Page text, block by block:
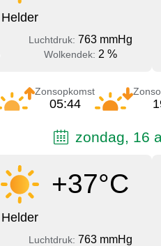
Helder
Luchtdruk: 763 mmHg
Wolkendek: 2 %
Zonsopkomst
05:44
zondag, 16
+37°C
Helder
Luchtdruk: 763 mmHg